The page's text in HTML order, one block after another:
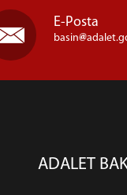
E-Posta
basin
ADALET